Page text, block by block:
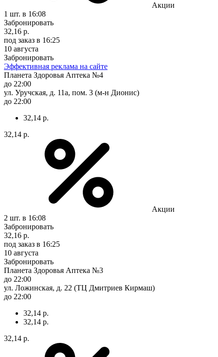
Акции
1 шт. в 16:08
Забронировать
32,16 р.
под заказ в 16:25
10 августа
Забронировать
Эффективная реклама на сайте
Планета Здоровья Аптека №4
до 22:00
ул. Уручская, д. 11а, пом. 3 (м-н Дионис)
до 22:00
32,14 р.
32,14 р.
Акции
2 шт. в 16:08
Забронировать
32,16 р.
под заказ в 16:25
10 августа
Забронировать
Планета Здоровья Аптека №3
до 22:00
ул. Ложинская, д. 22 (ТЦ Дмитриев Кирмаш)
до 22:00
32,14 р.
32,14 р.
32,14 р.